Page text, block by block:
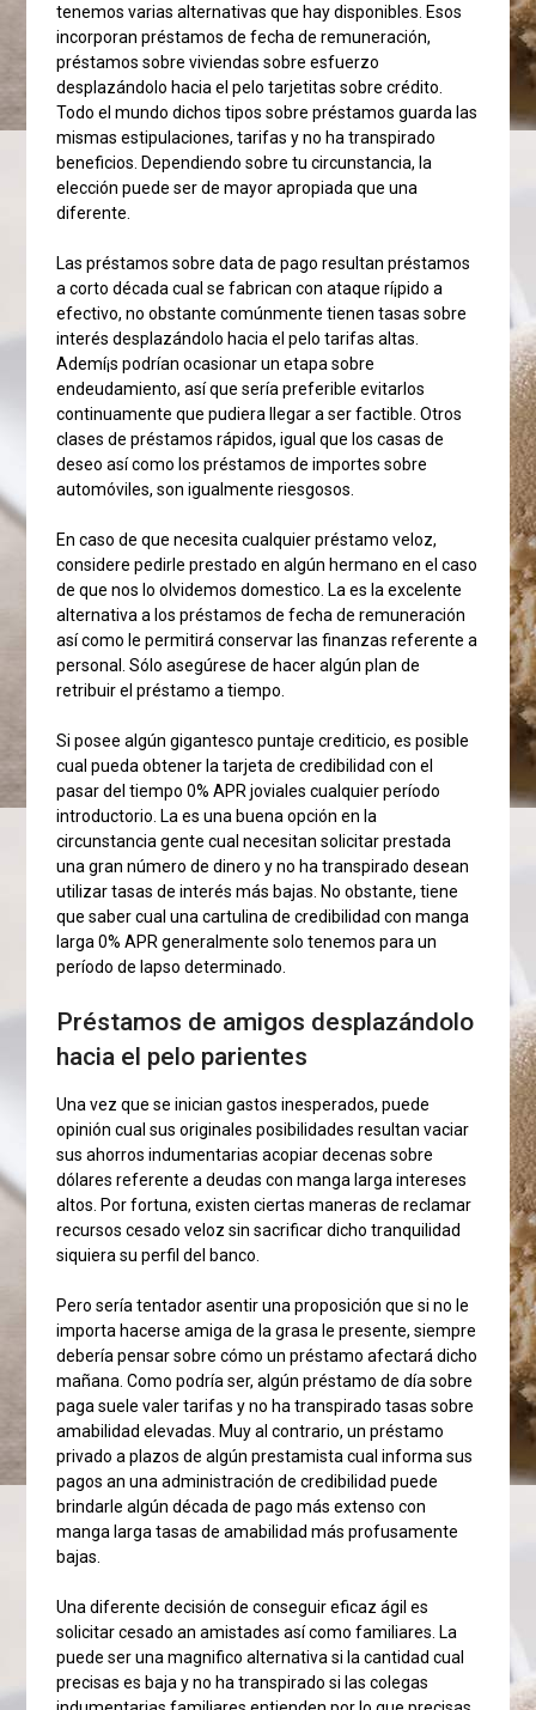
tenemos varias alternativas que hay disponibles. Esos
incorporan préstamos de fecha de remuneración,
préstamos sobre viviendas sobre esfuerzo
desplazándolo hacia el pelo tarjetitas sobre crédito.
Todo el mundo dichos tipos sobre préstamos guarda las
mismas estipulaciones, tarifas y no ha transpirado
beneficios. Dependiendo sobre tu circunstancia, la
elección puede ser de mayor apropiada que una
diferente.
Las préstamos sobre data de pago resultan préstamos
a corto década cual se fabrican con ataque rí¡pido a
efectivo, no obstante comúnmente tienen tasas sobre
interés desplazándolo hacia el pelo tarifas altas.
Ademí¡s podrían ocasionar un etapa sobre
endeudamiento, así que serí­a preferible evitarlos
continuamente que pudiera llegar a ser factible. Otros
clases de préstamos rápidos, igual que los casas de
deseo así­ como los préstamos de importes sobre
automóviles, son igualmente riesgosos.
En caso de que necesita cualquier préstamo veloz,
considere pedirle prestado en algún hermano en el caso
de que nos lo olvidemos domestico. La es la excelente
alternativa a los préstamos de fecha de remuneración
así­ como le permitirá conservar las finanzas referente a
personal. Sólo asegúrese de hacer algún plan de
retribuir el préstamo a tiempo.
Si posee algún gigantesco puntaje crediticio, es posible
cual pueda obtener la tarjeta de credibilidad con el
pasar del tiempo 0% APR joviales cualquier período
introductorio. La es una buena opción en la
circunstancia gente cual necesitan solicitar prestada
una gran número de dinero y no ha transpirado desean
utilizar tasas de interés más bajas. No obstante, tiene
que saber cual una cartulina de credibilidad con manga
larga 0% APR generalmente solo tenemos para un
período de lapso determinado.
Préstamos de amigos desplazándolo
hacia el pelo parientes
Una vez que se inician gastos inesperados, puede
opinión cual sus originales posibilidades resultan vaciar
sus ahorros indumentarias acopiar decenas sobre
dólares referente a deudas con manga larga intereses
altos. Por fortuna, existen ciertas maneras de reclamar
recursos cesado veloz sin sacrificar dicho tranquilidad
siquiera su perfil del banco.
Pero serí­a tentador asentir una proposición que si no le
importa hacerse amiga de la grasa le presente, siempre
debería pensar sobre cómo un préstamo afectará dicho
mañana. Como podrí­a ser, algún préstamo de día sobre
paga suele valer tarifas y no ha transpirado tasas sobre
amabilidad elevadas. Muy al contrario, un préstamo
privado a plazos de algún prestamista cual informa sus
pagos an una administración de credibilidad puede
brindarle algún década de pago más extenso con
manga larga tasas de amabilidad más profusamente
bajas.
Una diferente decisión de conseguir eficaz ágil es
solicitar cesado an amistades así­ como familiares. La
puede ser una magnifico alternativa si la cantidad cual
precisas es baja y no ha transpirado si las colegas